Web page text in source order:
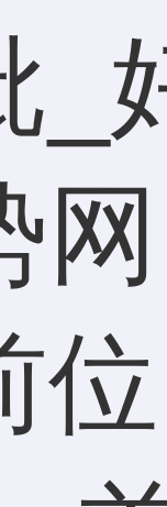
_
网
位